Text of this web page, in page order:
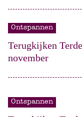
Ontspannen
Terugkijken
november
Ontspannen